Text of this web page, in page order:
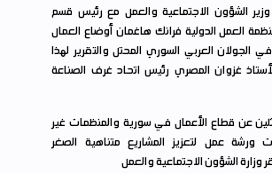
الشؤون الاجتماعية والعمل مع رئيس قسم
العمل الدولية فرانك هاغمان أوضاع العمال
الجولان العربي السوري المحتل والتقرير لهذا
غزوان المصري رئيس اتحاد غرف الصناعة
عن قطاع الأعمال في سورية والمنظمات غير
ورشة عمل لتعزيز المشاريع متناهية الصغر
الشؤون الاجتماعية والعمل